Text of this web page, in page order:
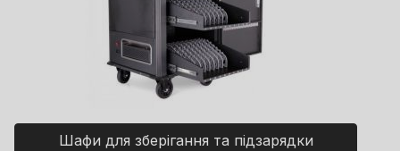
Шафи для зберігання та підзарядки